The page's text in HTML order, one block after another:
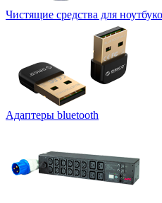
Чистящие средства для
Адаптеры bluetooth